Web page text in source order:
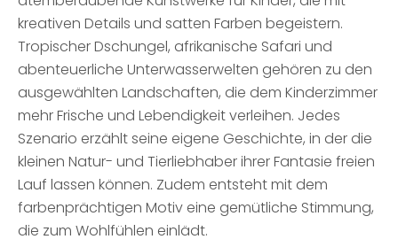
kreativen Details und satten Farben begeistern.
Tropischer Dschungel, afrikanische Safari und
abenteuerliche Unterwasserwelten gehören zu den
ausgewählten Landschaften, die dem Kinderzimmer
mehr Frische und Lebendigkeit verleihen. Jedes
Szenario erzählt seine eigene Geschichte, in der die
kleinen Natur- und Tierliebhaber ihrer Fantasie freien
Lauf lassen können. Zudem entsteht mit dem
farbenprächtigen Motiv eine gemütliche Stimmung,
die zum Wohlfühlen einlädt.